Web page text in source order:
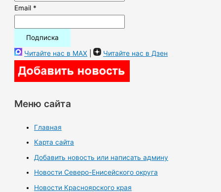
Email *
Читайте нас в MAX | Читайте нас в Дзен
Меню сайта
Главная
Карта сайта
Добавить новость или написать админу
Новости Северо-Енисейского округа
Новости Красноярского края